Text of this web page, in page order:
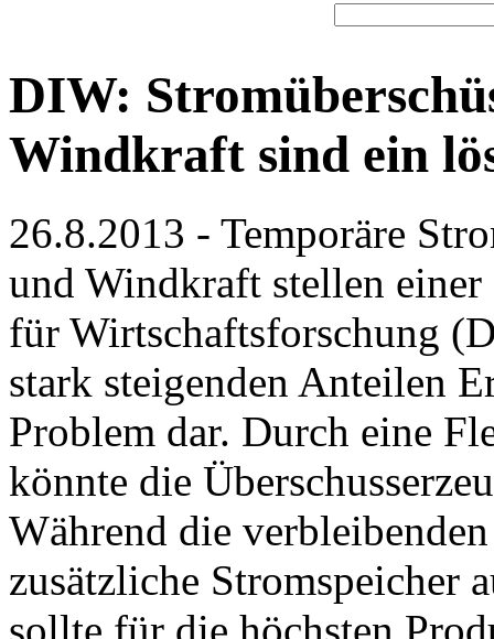
DIW:
Windkraft sind ein
26.8.2013 - Temporäre
und Windkraft stellen
für Wirtschaftsforschung
stark steigenden Anteilen
Problem dar. Durch eine
könnte die
Während die
zusätzliche Stromspeicher
sollte für die höchsten